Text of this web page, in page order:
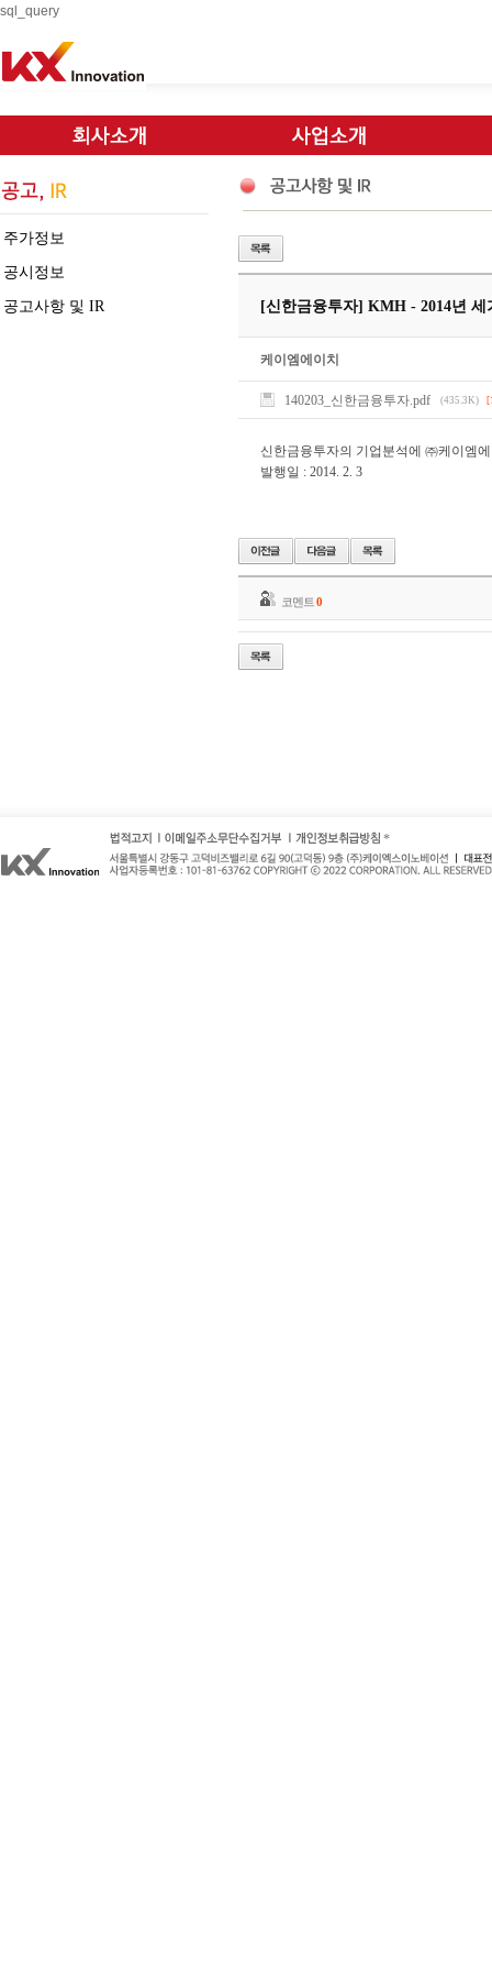
sql_query
주가정보
공시정보
공고사항 및 IR [신한금융투자] KMH - 2014년 세
케이엠에이치
140203_신한금융투자.pdf (435.3K)
신한금융투자의 기업분석에 ㈜케이엠
발행일 : 2014. 2. 3
코멘트 0
*